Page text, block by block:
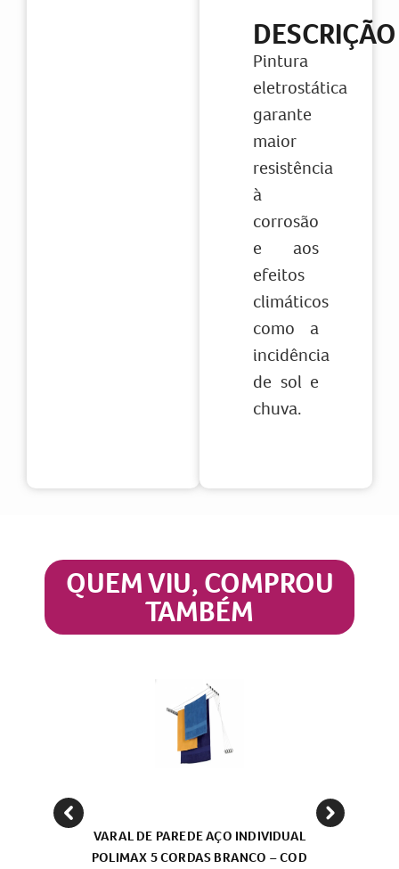
DESCRIÇÃO
Pintura
eletrostática
garante
maior
resistência
à
corrosão
e aos
efeitos
climáticos
como a
incidência
de sol e
chuva.
QUEM VIU, COMPROU
TAMBÉM
VARAL DE PAREDE AÇO INDIVIDUAL
POLIMAX 5 CORDAS BRANCO – COD